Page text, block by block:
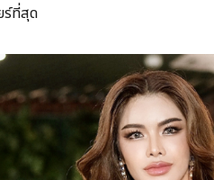
ร์ที่สุด